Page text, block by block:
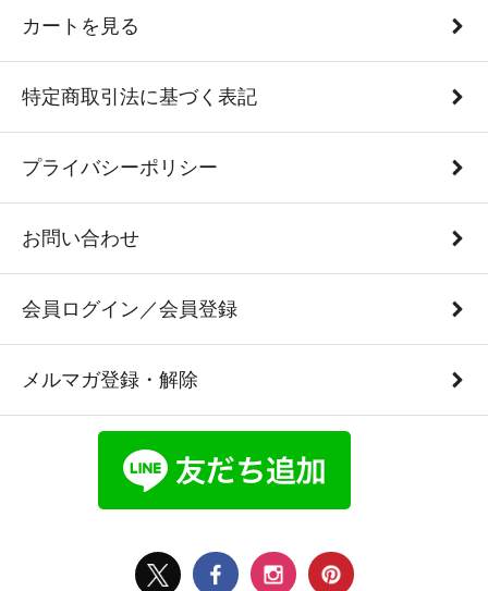
カートを見る
特定商取引法に基づく表記
プライバシーポリシー
お問い合わせ
会員ログイン／会員登録
メルマガ登録・解除